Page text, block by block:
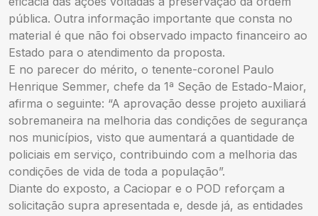
pública. Outra informação importante que consta no
material é que não foi observado impacto financeiro ao
Estado para o atendimento da proposta.
E no parecer do mérito, o tenente-coronel Paulo
Henrique Semmer, chefe da 1ª Seção de Estado-Maior,
afirma o seguinte: “A aprovação desse projeto auxiliará
sobremaneira na melhoria das condições de segurança
nos municípios, visto que aumentará a quantidade de
policiais em serviço, contribuindo com a melhoria das
condições de vida de toda a população”.
Diante do exposto, a Caciopar e o POD reforçam a
solicitação supra apresentada e, desde já, as entidades